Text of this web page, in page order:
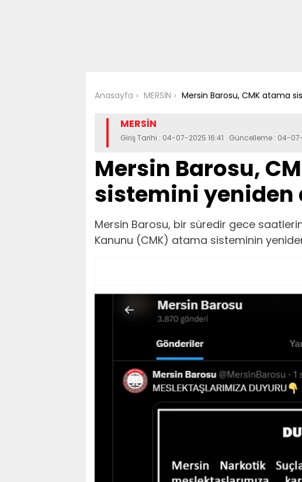
Anasayfa MERSİN Mersin Barosu, CMK atama
MERSİN
Giriş Tarihi : 04-07-2025 16:41 Güncelleme : 04-
Mersin Barosu,
sistemini yeniden
Mersin Barosu, bir süredir gece
Kanunu (CMK) atama sisteminin yeniden